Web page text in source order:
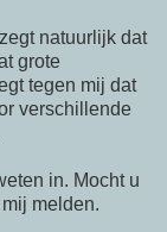
natuurlijk dat
grote
tegen mij dat
verschillende
in. Mocht u
melden.